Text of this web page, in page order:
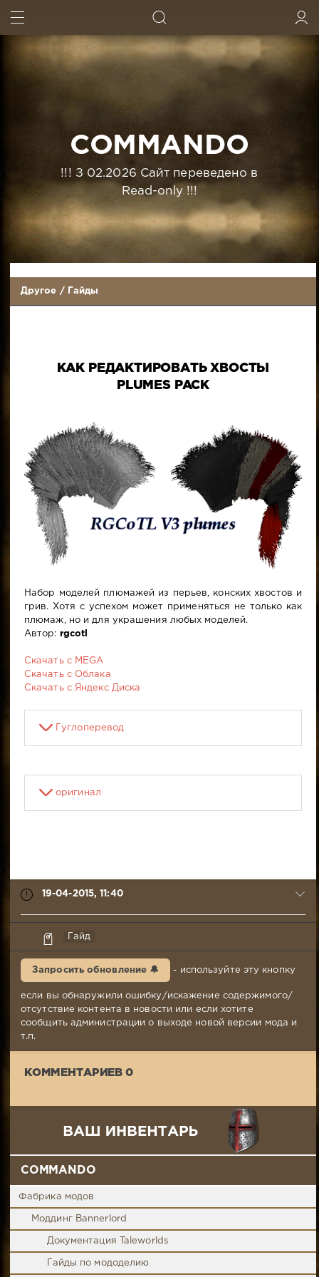
COMMANDO
!!! З 02.2026 Сайт переведено в
Read-only !!!
Другое / Гайды
КАК РЕДАКТИРОВАТЬ ХВОСТЫ
PLUMES PACK
Набор моделей плюмажей из перьев, конских хвостов и
грив. Хотя с успехом может применяться не только как
плюмаж, но и для украшения любых моделей.
Автор: rgcotl
Скачать с MEGA
Скачать с Облака
Скачать с Яндекс Диска
Гуглоперевод
оригинал
19-04-2015, 11:40
Mixa_God
19-
0
Гайд
Запросить обновление 🔔 - используйте эту кнопку
если вы обнаружили ошибку/искажение содержимого/
отсутствие контента в новости или если хотите
сообщить администрации о выходе новой версии мода и
т.п.
КОММЕНТАРИЕВ 0
COMMANDO
Фабрика модов
Моддинг Bannerlord
Документация Taleworlds
Гайды по мододелию